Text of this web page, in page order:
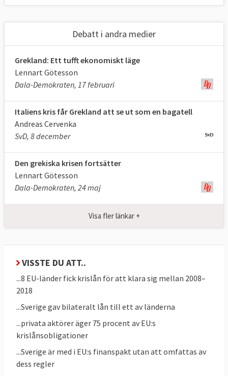
Fallande bostadspriser och ökad ekonomisk
osäkerhet i USA ledde till förluster för
banker framförallt gällande de så kallade
subprimelånen som på tvivelaktiga grunder
hade getts till mindre kreditvärdiga
personer.
däribland den anrika amerikanska
investmentbanken Lehman Brothers som
gick i konkurs 15 september 2008.
Bankerna slutade låna ut pengar till
varandra och hela kreditmarknaden sattes
ur spel. Utlåning till företag och
minskade och arbetslösheten steg.
av 2008.
Centralbanker och regeringar pumpade in
tusentals miljarder kronor i det ekonomiska
systemet för att rädda bankerna och få
igång ekonomin igen. Det gjorde att länder
som redan hade stora statsskulder drog på
sig ännu större skulder och fick problem då
deras kreditbetyg sänktes med stigande
Debatt i andra medier
Grekland: Ett tufft ekonomiskt läge
Lennart Götesson
Dala-Demokraten, 17 februari
Italiens kris får Grekland att se ut som en bagatell
Andreas Cervenka
SvD, 8 december
Den grekiska krisen fortsätter
Lennart Götesson
Dala-Demokraten, 24 maj
Visa fler länkar +
VISSTE DU ATT..
...8 EU-länder fick krislån för att klara sig mellan 2008–
2018
...Sverige gav bilateralt lån till ett av länderna
...privata aktörer äger 75 procent av EU:s
krislånsobligationer
...Sverige är med i EU:s finanspakt utan att omfattas av
dess regler